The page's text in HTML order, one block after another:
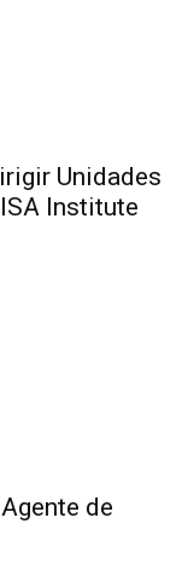
Unidades
Institute
de